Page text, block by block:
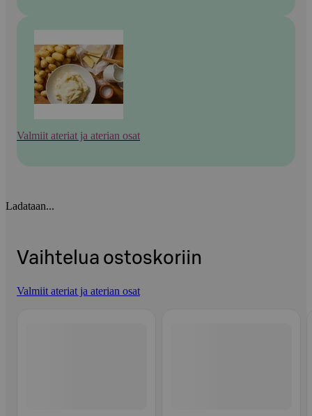
Valmiit ateriat ja aterian osat
Ladataan...
Vaihtelua ostoskoriin
Valmiit ateriat ja aterian osat